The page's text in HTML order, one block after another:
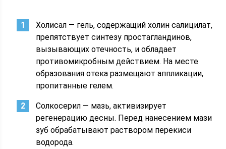
Холисал — гель, содержащий холин салицилат,
препятствует синтезу простагландинов,
вызывающих отечность, и обладает
противомикробным действием. На месте
образования отека размещают аппликации,
пропитанные гелем.
Солкосерил — мазь, активизирует
регенерацию десны. Перед нанесением мази
зуб обрабатывают раствором перекиси
водорода.